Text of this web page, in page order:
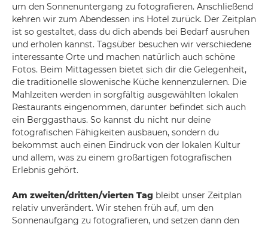
um den Sonnenuntergang zu fotografieren. Anschließend
kehren wir zum Abendessen ins Hotel zurück. Der Zeitplan
ist so gestaltet, dass du dich abends bei Bedarf ausruhen
und erholen kannst. Tagsüber besuchen wir verschiedene
interessante Orte und machen natürlich auch schöne
Fotos. Beim Mittagessen bietet sich dir die Gelegenheit,
die traditionelle slowenische Küche kennenzulernen. Die
Mahlzeiten werden in sorgfältig ausgewählten lokalen
Restaurants eingenommen, darunter befindet sich auch
ein Berggasthaus. So kannst du nicht nur deine
fotografischen Fähigkeiten ausbauen, sondern du
bekommst auch einen Eindruck von der lokalen Kultur
und allem, was zu einem großartigen fotografischen
Erlebnis gehört.
Am zweiten/dritten/vierten Tag bleibt unser Zeitplan
relativ unverändert. Wir stehen früh auf, um den
Sonnenaufgang zu fotografieren, und setzen dann den